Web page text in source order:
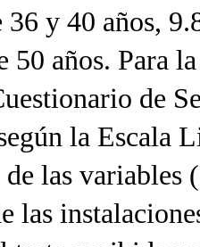
36 y 40 años,
50 años. Para
de
la Escala
las variables
las